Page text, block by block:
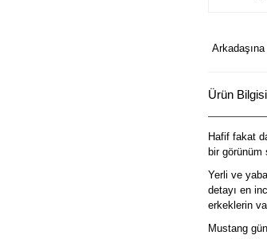
Ürün Bilgisi
Hafif fakat
bir görünüm
Yerli ve
detayı en
erkeklerin
Mustang